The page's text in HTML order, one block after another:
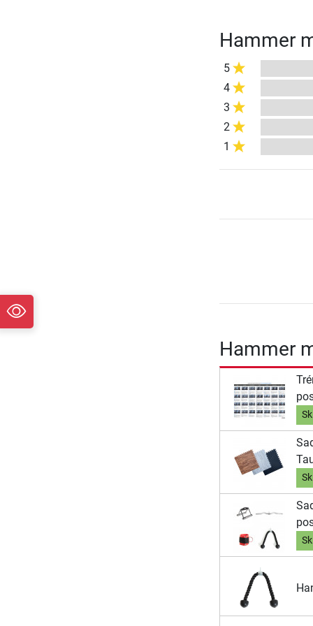
Hammer
5
4
3
2
1
Hammer